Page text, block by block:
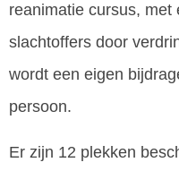
reanimatie cursus, met
slachtoffers door
wordt een eigen
persoon.
Er zijn 12 plekken